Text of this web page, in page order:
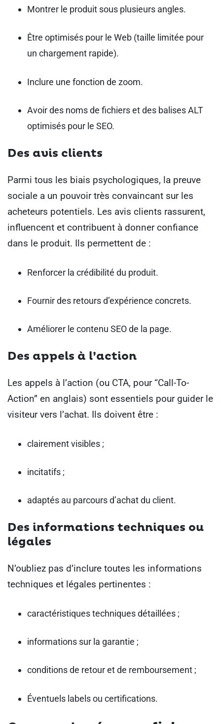
Montrer le produit sous plusieurs angles.
Être optimisés pour le Web (taille limitée pour
un chargement rapide).
Inclure une fonction de zoom.
Avoir des noms de fichiers et des balises ALT
optimisés pour le SEO.
Des avis clients
Parmi tous les biais psychologiques, la preuve
sociale a un pouvoir très convaincant sur les
acheteurs potentiels. Les avis clients rassurent,
influencent et contribuent à donner confiance
dans le produit. Ils permettent de :
Renforcer la crédibilité du produit.
Fournir des retours d’expérience concrets.
Améliorer le contenu SEO de la page.
Des appels à l’action
Les appels à l’action (ou CTA, pour “Call-To-
Action” en anglais) sont essentiels pour guider le
visiteur vers l’achat. Ils doivent être :
clairement visibles ;
incitatifs ;
adaptés au parcours d’achat du client.
Des informations techniques ou
légales
N’oubliez pas d’inclure toutes les informations
techniques et légales pertinentes :
caractéristiques techniques détaillées ;
informations sur la garantie ;
conditions de retour et de remboursement ;
Éventuels labels ou certifications.